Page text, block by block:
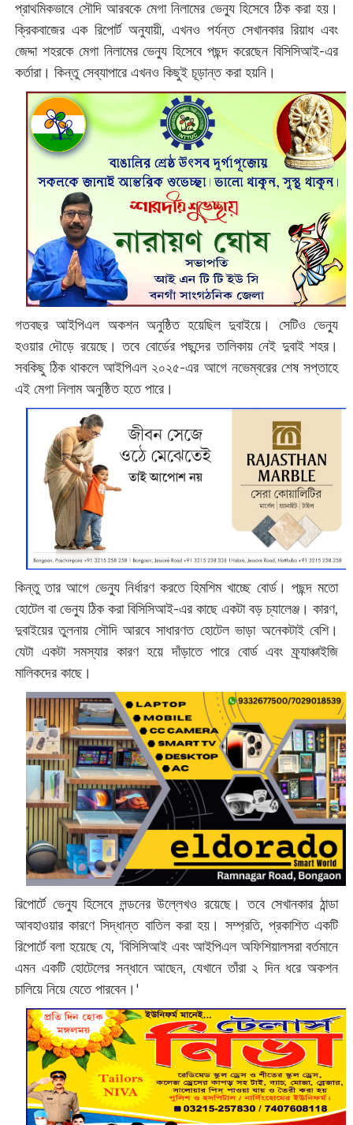
প্রাথমিকভাবে সৌদি আরবকে মেগা নিলামের ভেন্যু হিসেবে ঠিক করা হয়।
ক্রিকবাজের এক রিপোর্ট অনুযায়ী, এখনও পর্যন্ত সেখানকার রিয়াধ এবং
জেদ্দা শহরকে মেগা নিলামের ভেন্যু হিসেবে পছন্দ করেছেন বিসিসিআই-এর
কর্তারা। কিন্তু সেব্যাপারে এখনও কিছুই চূড়ান্ত করা হয়নি।
গতবছর আইপিএল অকশন অনুষ্ঠিত হয়েছিল দুবাইয়ে। সেটিও ভেন্যু
হওয়ার দৌড়ে রয়েছে। তবে বোর্ডের পছন্দের তালিকায় নেই দুবাই শহর।
সবকিছু ঠিক থাকলে আইপিএল ২০২৫-এর আগে নভেম্বরের শেষ সপ্তাহে
এই মেগা নিলাম অনুষ্ঠিত হতে পারে।
কিন্তু তার আগে ভেন্যু নির্ধারণ করতে হিমশিম খাচ্ছে বোর্ড। পছন্দ মতো
হোটেল বা ভেন্যু ঠিক করা বিসিসিআই-এর কাছে একটা বড় চ্যালেঞ্জ। কারণ,
দুবাইয়ের তুলনায় সৌদি আরবে সাধারণত হোটেল ভাড়া অনেকটাই বেশি।
যেটা একটা সমস্যার কারণ হয়ে দাঁড়াতে পারে বোর্ড এবং ফ্র্যাঞ্চাইজি
মালিকদের কাছে।
রিপোর্টে ভেন্যু হিসেবে লন্ডনের উল্লেখও রয়েছে। তবে সেখানকার ঠান্ডা
আবহাওয়ার কারণে সিদ্ধান্ত বাতিল করা হয়। সম্প্রতি, প্রকাশিত একটি
রিপোর্টে বলা হয়েছে যে, ‘বিসিসিআই এবং আইপিএল অফিশিয়ালসরা বর্তমানে
এমন একটি হোটেলের সন্ধানে আছেন, যেখানে তাঁরা ২ দিন ধরে অকশন
চালিয়ে নিয়ে যেতে পারবেন।'